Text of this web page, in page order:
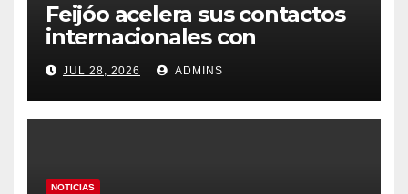
Feijóo acelera sus contactos
internacionales con
Latinoamérica como socio
prioritario en su agenda de
gobierno
JUL 28, 2026 ADMINS
NOTICIAS